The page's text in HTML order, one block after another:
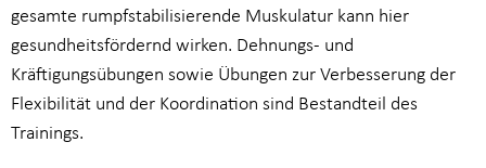
gesamte rumpfstabilisierende Muskulatur kann hier
gesundheitsfördernd wirken. Dehnungs- und
Kräftigungsübungen sowie Übungen zur Verbesserung der
Flexibilität und der Koordination sind Bestandteil des
Trainings.